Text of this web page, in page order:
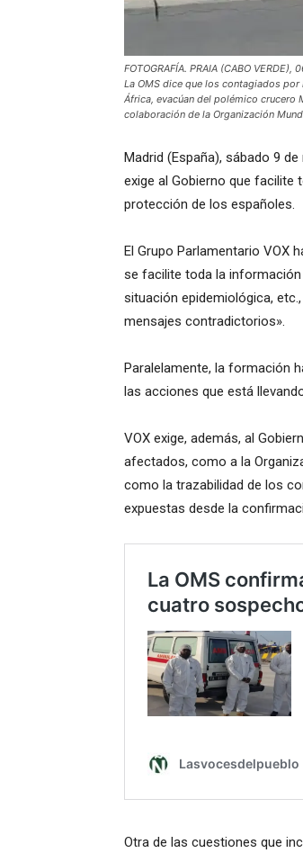
FOTOGRAFÍA. PRAIA (CABO
La OMS dice que los contagiados
África, evacúan del polémico crucero
colaboración de la Organización
Madrid (España), sábado 9
exige al Gobierno que facilite
protección de los españoles.
El Grupo Parlamentario VOX
se facilite toda la
situación epidemiológica,
mensajes contradictorios».
Paralelamente, la formación
las acciones que está
VOX exige, además, al
afectados, como a la
como la trazabilidad de los
expuestas desde la
Otra de las cuestiones que